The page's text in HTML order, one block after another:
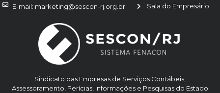
Sindicato das Empresas de Serviços Contábeis,
Assessoramento, Perícias, Informações e Pesquisas do Estado
Sala do Empresário
E-mail: marketing@sescon-rj.org.br